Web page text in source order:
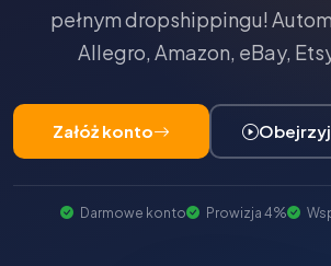
pełnym dropshippingu!
Allegro, Amazon, eBay,
Załóż konto
Darmowe konto Prowizja 4%